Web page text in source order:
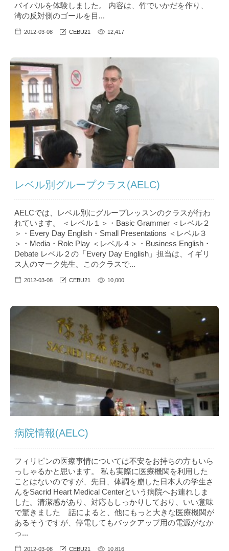
バイバルを体験しました。 内容は、竹でいかだを作り、
湾の反対側のゴールを目...
2012-03-08 CEBU21 12,417
レベル別グループクラス(AELC)
AELCでは、レベル別にグループレッスンのクラスが行わ
れています。 ＜レベル１＞・Basic Grammer ＜レベル２
＞・Every Day English・Small Presentations ＜レベル３
＞・Media・Role Play ＜レベル４＞・Business English・
Debate レベル２の「Every Day English」担当は、イギリ
ス人のマーク先生。このクラスで...
2012-03-08 CEBU21 10,000
病院情報(AELC)
フィリピンの医療事情については不安をお持ちの方もいら
っしゃるかと思います。 私も実際に医療機関を利用した
ことはないのですが、先日、体調を崩した日本人の学生さ
んをSacrid Heart Medical Centerという病院へお連れしま
した。清潔感があり、対応もしっかりしており、いい意味
で驚きました 話によると、他にもっと大きな医療機関が
あるそうですが、停電してもバックアップ用の電源がなか
っ...
2012-03-08 CEBU21 10,816